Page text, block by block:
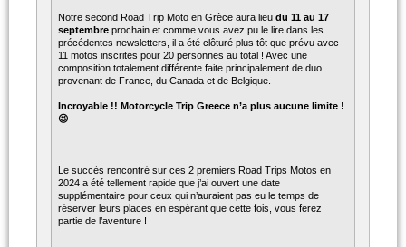
Notre second Road Trip Moto en Grèce aura lieu du 11 au 17
septembre prochain et comme vous avez pu le lire dans les
précédentes newsletters, il a été clôturé plus tôt que prévu avec
11 motos inscrites pour 20 personnes au total ! Avec une
composition totalement différente faite principalement de duo
provenant de France, du Canada et de Belgique.
Incroyable !! Motorcycle Trip Greece n’a plus aucune limite !
😉
Le succès rencontré sur ces 2 premiers Road Trips Motos en
2024 a été tellement rapide que j’ai ouvert une date
supplémentaire pour ceux qui n’auraient pas eu le temps de
réserver leurs places en espérant que cette fois, vous ferez
partie de l’aventure !